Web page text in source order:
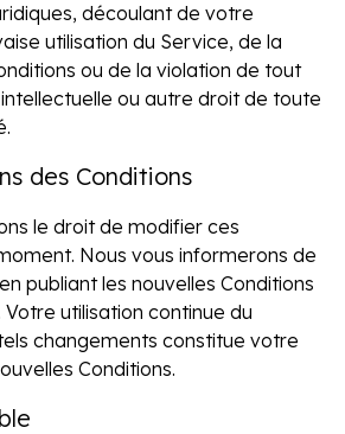
découlant de votre
utilisation du Service, de la
ou de la violation de tout
ou autre droit de toute
des Conditions
le droit de modifier ces
Nous vous informerons de
publiant les nouvelles Conditions
utilisation continue du
changements constitue votre
Conditions.